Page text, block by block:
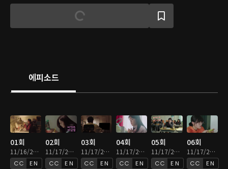
에피소드
01회
11/16/2020 • 8분
EN
02회
11/17/2020 • 7분
EN
03회
11/17/2020 • 5분
EN
04회
11/17/2020 • 7분
EN
05회
11/17/2020 • 7분
EN
06회
11/17/2020 • 7분
EN